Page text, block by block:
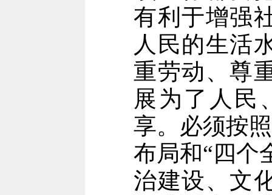
有利于增强
人民的生活
重劳动、尊
展为了人民
享。必须按
布局和“四个
治建设、文